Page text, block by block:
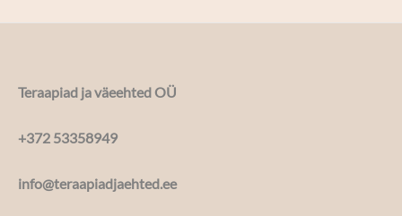
Teraapiad ja väeehted OÜ
+372 53358949
info@teraapiadjaehted.ee